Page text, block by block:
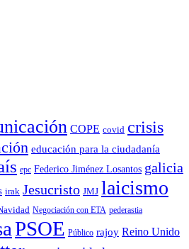
COPE covid crisis
educación para la ciudadaní­a
epc Federico Jiménez Losantos galicia
irak Jesucristo JMJ laicismo
Negociación con ETA pederastia
PSOE Público rajoy Reino Unido